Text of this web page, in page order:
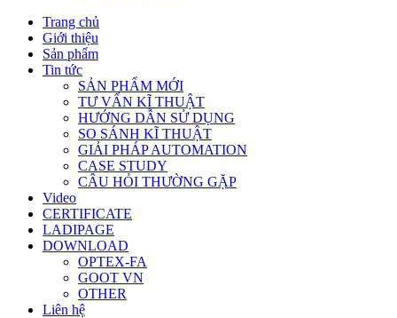
Trang chủ
Giới thiệu
Sản phẩm
Tin tức
SẢN PHẨM MỚI
TƯ VẤN KĨ THUẬT
HƯỚNG DẪN SỬ DỤNG
SO SÁNH KĨ THUẬT
GIẢI PHÁP AUTOMATION
CASE STUDY
CÂU HỎI THƯỜNG GẶP
Video
CERTIFICATE
LADIPAGE
DOWNLOAD
OPTEX-FA
GOOT VN
OTHER
Liên hệ